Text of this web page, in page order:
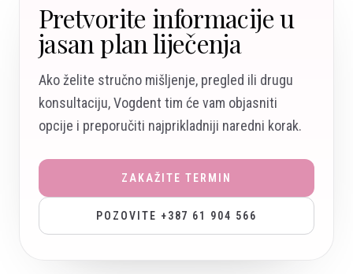
Pretvorite informacije u
jasan plan liječenja
Ako želite stručno mišljenje, pregled ili drugu
konsultaciju, Vogdent tim će vam objasniti
opcije i preporučiti najprikladniji naredni korak.
ZAKAŽITE TERMIN
POZOVITE +387 61 904 566